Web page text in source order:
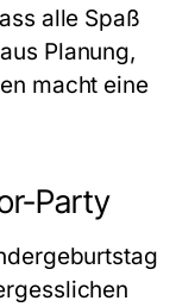
alle Spaß
Planung,
macht eine
Party